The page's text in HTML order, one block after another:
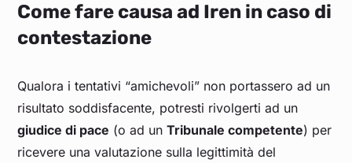
Come fare causa ad Iren in caso di
contestazione
Qualora i tentativi “amichevoli” non portassero ad un
risultato soddisfacente, potresti rivolgerti ad un
giudice di pace (o ad unTribunale competente) per
ricevere una valutazione sulla legittimità del